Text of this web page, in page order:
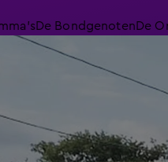
De BondgenotenDe